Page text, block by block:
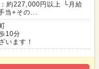
約227,000円以上 └月給
当+その...
10分
います！